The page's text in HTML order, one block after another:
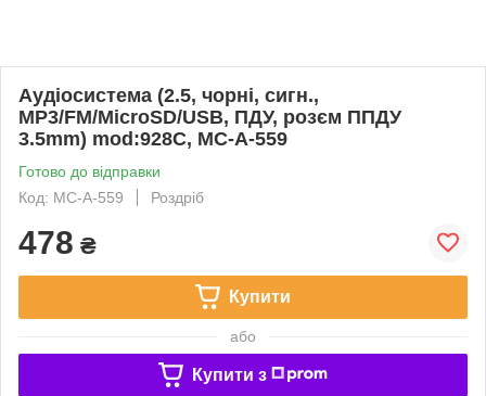
Аудіосистема (2.5, чорні, сигн.,
МР3/FM/MicroSD/USB, ПДУ, розєм ППДУ
3.5mm) mod:928С, MC-A-559
Готово до відправки
Код: MC-A-559
Роздріб
478 ₴
Купити
або
Купити з